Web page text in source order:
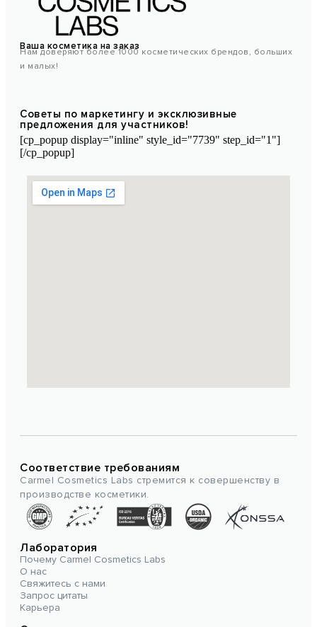
Ваша косметика на заказ
Нам доверяют более 1000 косметических брендов, больших
и малых!
Советы по маркетингу и эксклюзивные
предложения для участников!
[cp_popup display="inline" style_id="7739" step_id="1"]
[/cp_popup]
Соответствие требованиям
Carmel Cosmetics Labs стремится к совершенству в
производстве косметики.
Лаборатория
Почему Carmel Cosmetics Labs
О нас
Свяжитесь с нами
Запрос цитаты
Карьера